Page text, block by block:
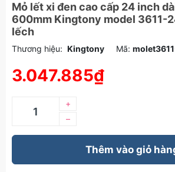
Mỏ lết xi đen cao cấp 24 inch
600mm Kingtony model 3611-
lếch
Thương hiệu: Kingtony Mã:
3.047.885₫
–
+
Thêm vào giỏ